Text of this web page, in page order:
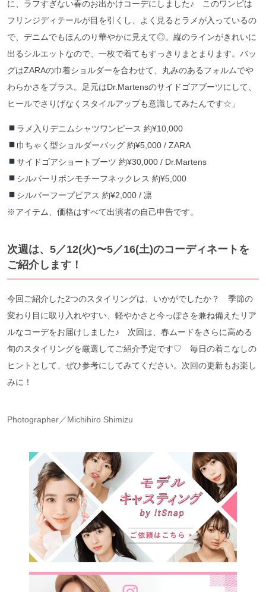
に、ラフすぎない春のお出かけコーデにしました♪ このワンピは
フリンジディテールが目を引くし、よく見るとラメが入っているの
で、デニムでもほんのり華やかに見えて◎。縦のラインがきれいに
出るシルエットなので、一枚で着てもすっきりまとまります。バッ
グはZARAの巾着ショルダーを合わせて、丸みのあるフォルムでや
わらかさをプラス。足元はDr.Martensのサイドゴアブーツにして、
ヒールでさりげなくスタイルアップも意識してみたんです☆」
ラメ入りデニムシャツワンピース 約¥10,000
巾ちゃく型ショルダーバッグ 約¥5,000 / ZARA
サイドゴアショートブーツ 約¥30,000 / Dr.Martens
シルバーリボンモチーフネックレス 約¥5,000
シルバーフープピアス 約¥2,000 / 凛
※アイテム、価格はすべて出演者の自己申告です。
次週は、5／12(火)〜5／16(土)のコーディネートを
ご紹介します！
今回ご紹介した2つのスタイリングは、いかがでしたか？ 季節の
変わり目に取り入れやすい、軽やかさと今っぽさを兼ね備えたリア
ルなコーデをお届けしました♪ 次回は、春ムードをさらに高める
旬のスタイリングを厳選してご紹介予定です♡ 毎日の着こなしの
ヒントとして、ぜひ参考にしてみてください。次回の更新もお楽し
みに！
Photographer／Michihiro Shimizu